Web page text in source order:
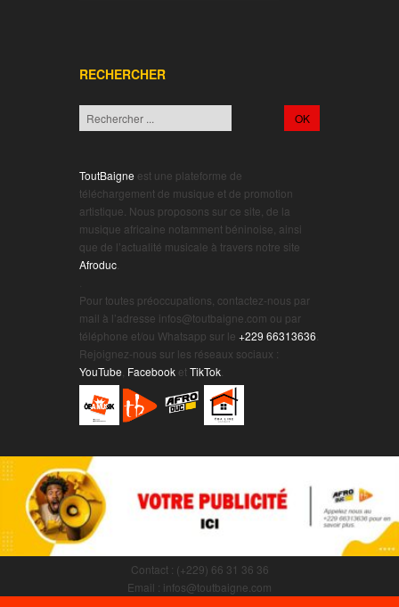
RECHERCHER
ToutBaigne est une plateforme de
téléchargement de musique et de promotion
artistique. Nous proposons sur ce site, de la
musique africaine notamment béninoise, ainsi
que de l’actualité musicale à travers notre site
Afroduc.
Pour toutes préoccupations, contactez-nous par
mail à l’adresse infos@toutbaigne.com ou par
téléphone et/ou Whatsapp sur le +229 66313636.
Rejoignez-nous sur les réseaux sociaux :
YouTube, Facebook etTikTok.
Contact : (+229) 66 31 36 36
Email : infos@toutbaigne.com